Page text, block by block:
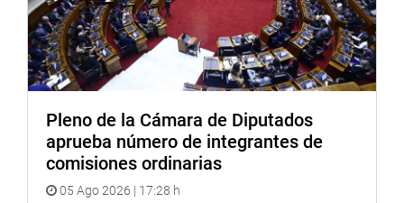
Pleno de la Cámara de Diputados
aprueba número de integrantes de
comisiones ordinarias
05 Ago 2026 | 17:28 h